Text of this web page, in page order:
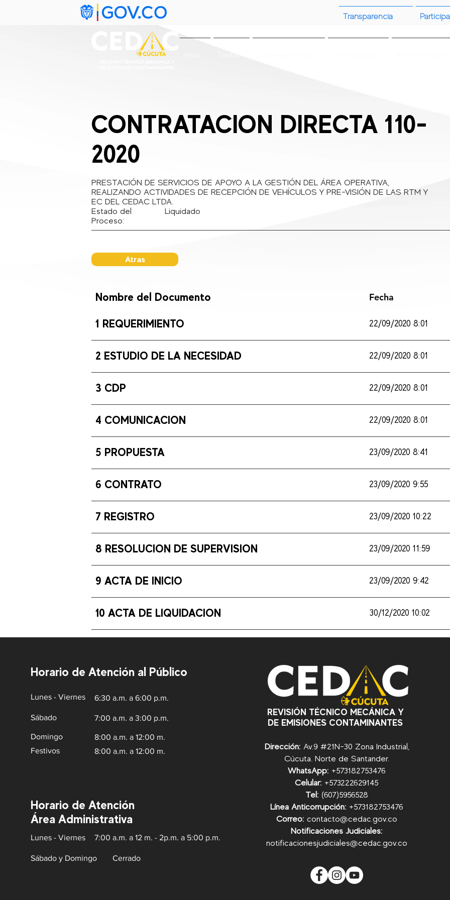
Transparencia Participa
CONTRATACION DIRECTA 110-
2020
PRESTACIÓN DE SERVICIOS DE APOYO A LA GESTIÓN DEL ÁREA OPERATIVA,
REALIZANDO ACTIVIDADES DE RECEPCIÓN DE VEHÍCULOS Y PRE-VISIÓN DE LAS RTM Y
EC DEL CEDAC LTDA.
Estado del
Proceso:
Liquidado
Atras
Nombre del Documento Fecha
1 REQUERIMIENTO 22/09/2020 8:01
2 ESTUDIO DE LA NECESIDAD 22/09/2020 8:01
3 CDP 22/09/2020 8:01
4 COMUNICACION 22/09/2020 8:01
5 PROPUESTA 23/09/2020 8:41
6 CONTRATO 23/09/2020 9:55
7 REGISTRO 23/09/2020 10:22
8 RESOLUCION DE SUPERVISION 23/09/2020 11:59
9 ACTA DE INICIO 23/09/2020 9:42
10 ACTA DE LIQUIDACION 30/12/2020 10:02
Horario de Atención al Público
Lunes - Viernes 6:30 a.m. a 6:00 p.m.
Sábado 7:00 a.m. a 3:00 p.m.
Domingo
Festivos
8:00 a.m. a 12:00 m.
8:00 a.m. a 12:00 m.
Horario de Atención
Área Administrativa
Lunes - Viernes 7:00 a.m. a 12 m. - 2p.m. a 5:00 p.m.
Sábado y Domingo Cerrado
REVISIÓN TÉCNICO MECÁNICA Y
DE EMISIONES CONTAMINANTES
Dirección: Av.9 #21N-30 Zona Industrial,
Cúcuta. Norte de Santander.
WhatsApp: +573182753476
Celular: +573222629145
Tel: (607)5956528
Línea Anticorrupción: +573182753476
Correo:contacto@cedac.gov.co
Notificaciones Judiciales:
notificacionesjudiciales@cedac.gov.co